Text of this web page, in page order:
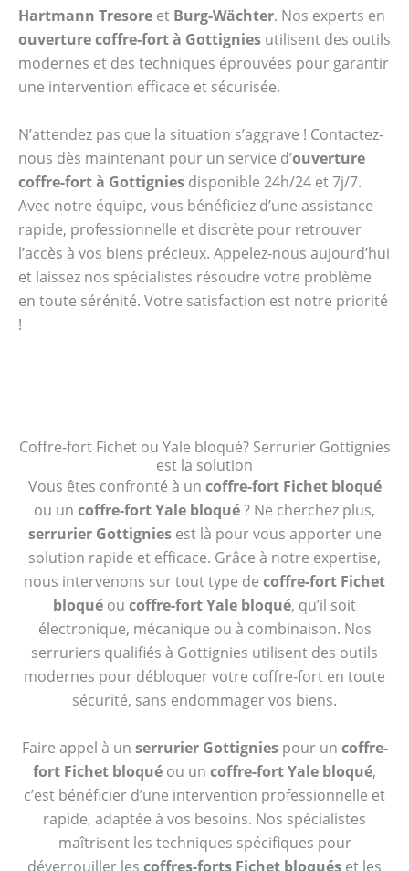
Hartmann Tresore et Burg-Wächter. Nos experts en
ouverture coffre-fort à Gottignies utilisent des outils
modernes et des techniques éprouvées pour garantir
une intervention efficace et sécurisée.
N’attendez pas que la situation s’aggrave ! Contactez-
nous dès maintenant pour un service d’ouverture
coffre-fort à Gottignies disponible 24h/24 et 7j/7.
Avec notre équipe, vous bénéficiez d’une assistance
rapide, professionnelle et discrète pour retrouver
l’accès à vos biens précieux. Appelez-nous aujourd’hui
et laissez nos spécialistes résoudre votre problème
en toute sérénité. Votre satisfaction est notre priorité
!
Coffre-fort Fichet ou Yale bloqué? Serrurier Gottignies
est la solution
Vous êtes confronté à un coffre-fort Fichet bloqué
ou un coffre-fort Yale bloqué? Ne cherchez plus,
serrurier Gottigniesest là pour vous apporter une
solution rapide et efficace. Grâce à notre expertise,
nous intervenons sur tout type de coffre-fort Fichet
bloqué ou coffre-fort Yale bloqué, qu’il soit
électronique, mécanique ou à combinaison. Nos
serruriers qualifiés à Gottignies utilisent des outils
modernes pour débloquer votre coffre-fort en toute
sécurité, sans endommager vos biens.
Faire appel à un serrurier Gottigniespour un coffre-
fort Fichet bloqué ou un coffre-fort Yale bloqué,
c’est bénéficier d’une intervention professionnelle et
rapide, adaptée à vos besoins. Nos spécialistes
maîtrisent les techniques spécifiques pour
déverrouiller les coffres-forts Fichet bloqués et les